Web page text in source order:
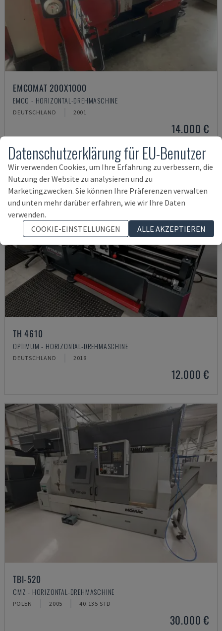
EMCOMAT 200X1000
EMCO - HORIZONTAL-DREHMASCHINE
DEUTSCHLAND 2001
14.000 €
TH 4610
OPTIMUM - HORIZONTAL-DREHMASCHINE
DEUTSCHLAND 2018
12.000 €
TBI-520
CMZ - HORIZONTAL-DREHMASCHINE
POLEN 2005 40.135 STD
30.000 €
Datenschutzerklärung für EU-Benutzer
Wir verwenden Cookies, um Ihre Erfahrung zu verbessern, die
Nutzung der Website zu analysieren und zu
Marketingzwecken. Sie können Ihre Präferenzen verwalten
und unten mehr darüber erfahren, wie wir Ihre Daten
verwenden.
COOKIE-EINSTELLUNGEN
ALLE AKZEPTIEREN